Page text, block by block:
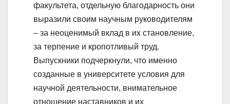
факультета, отдельную благодарность они
выразили своим научным руководителям
– за неоценимый вклад в их становление,
за терпение и кропотливый труд.
Выпускники подчеркнули, что именно
созданные в университете условия для
научной деятельности, внимательное
отношение наставников и их